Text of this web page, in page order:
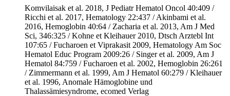
Komvilaisak et al. 2018, J Pediatr Hematol Oncol 40:409 /
Ricchi et al. 2017, Hematology 22:437 / Akinbami et al.
2016, Hemoglobin 40:64 / Zacharia et al. 2013, Am J Med
Sci, 346:325 / Kohne et Kleihauer 2010, Dtsch Arztebl Int
107:65 / Fucharoen et Viprakasit 2009, Hematology Am Soc
Hematol Educ Program 2009:26 / Singer et al. 2009, Am J
Hematol 84:759 / Fucharoen et al. 2002, Hemoglobin 26:261
/ Zimmermann et al. 1999, Am J Hematol 60:279 / Kleihauer
et al. 1996, Anomale Hämoglobine und
Thalassämiesyndrome, ecomed Verlag